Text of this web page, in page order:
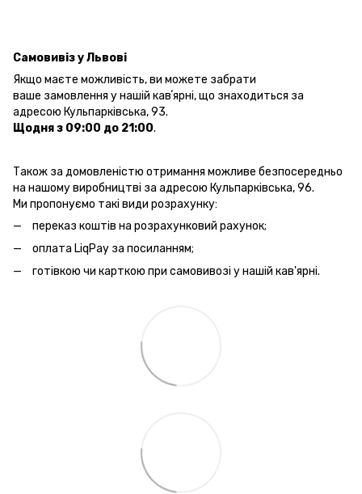
Самовивіз у Львові
Якщо маєте можливість, ви можете забрати
ваше замовлення у нашій кавʼярні, що знаходиться за
адресою Кульпарківська, 93.
Щодня з 09:00 до 21:00.
Також за домовленістю отримання можливе безпосередньо
на нашому виробництві за адресою Кульпарківська, 96.
Ми пропонуємо такі види розрахунку:
переказ коштів на розрахунковий рахунок;
оплата LiqPay за посиланням;
готівкою чи карткою при самовивозі у нашій кав'ярні.